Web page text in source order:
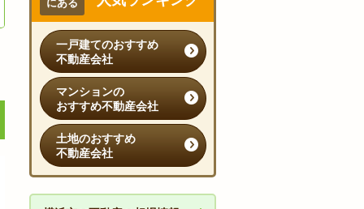
にある
一戸建てのおすすめ
不動産会社
マンションの
おすすめ不動産会社
土地のおすすめ
不動産会社